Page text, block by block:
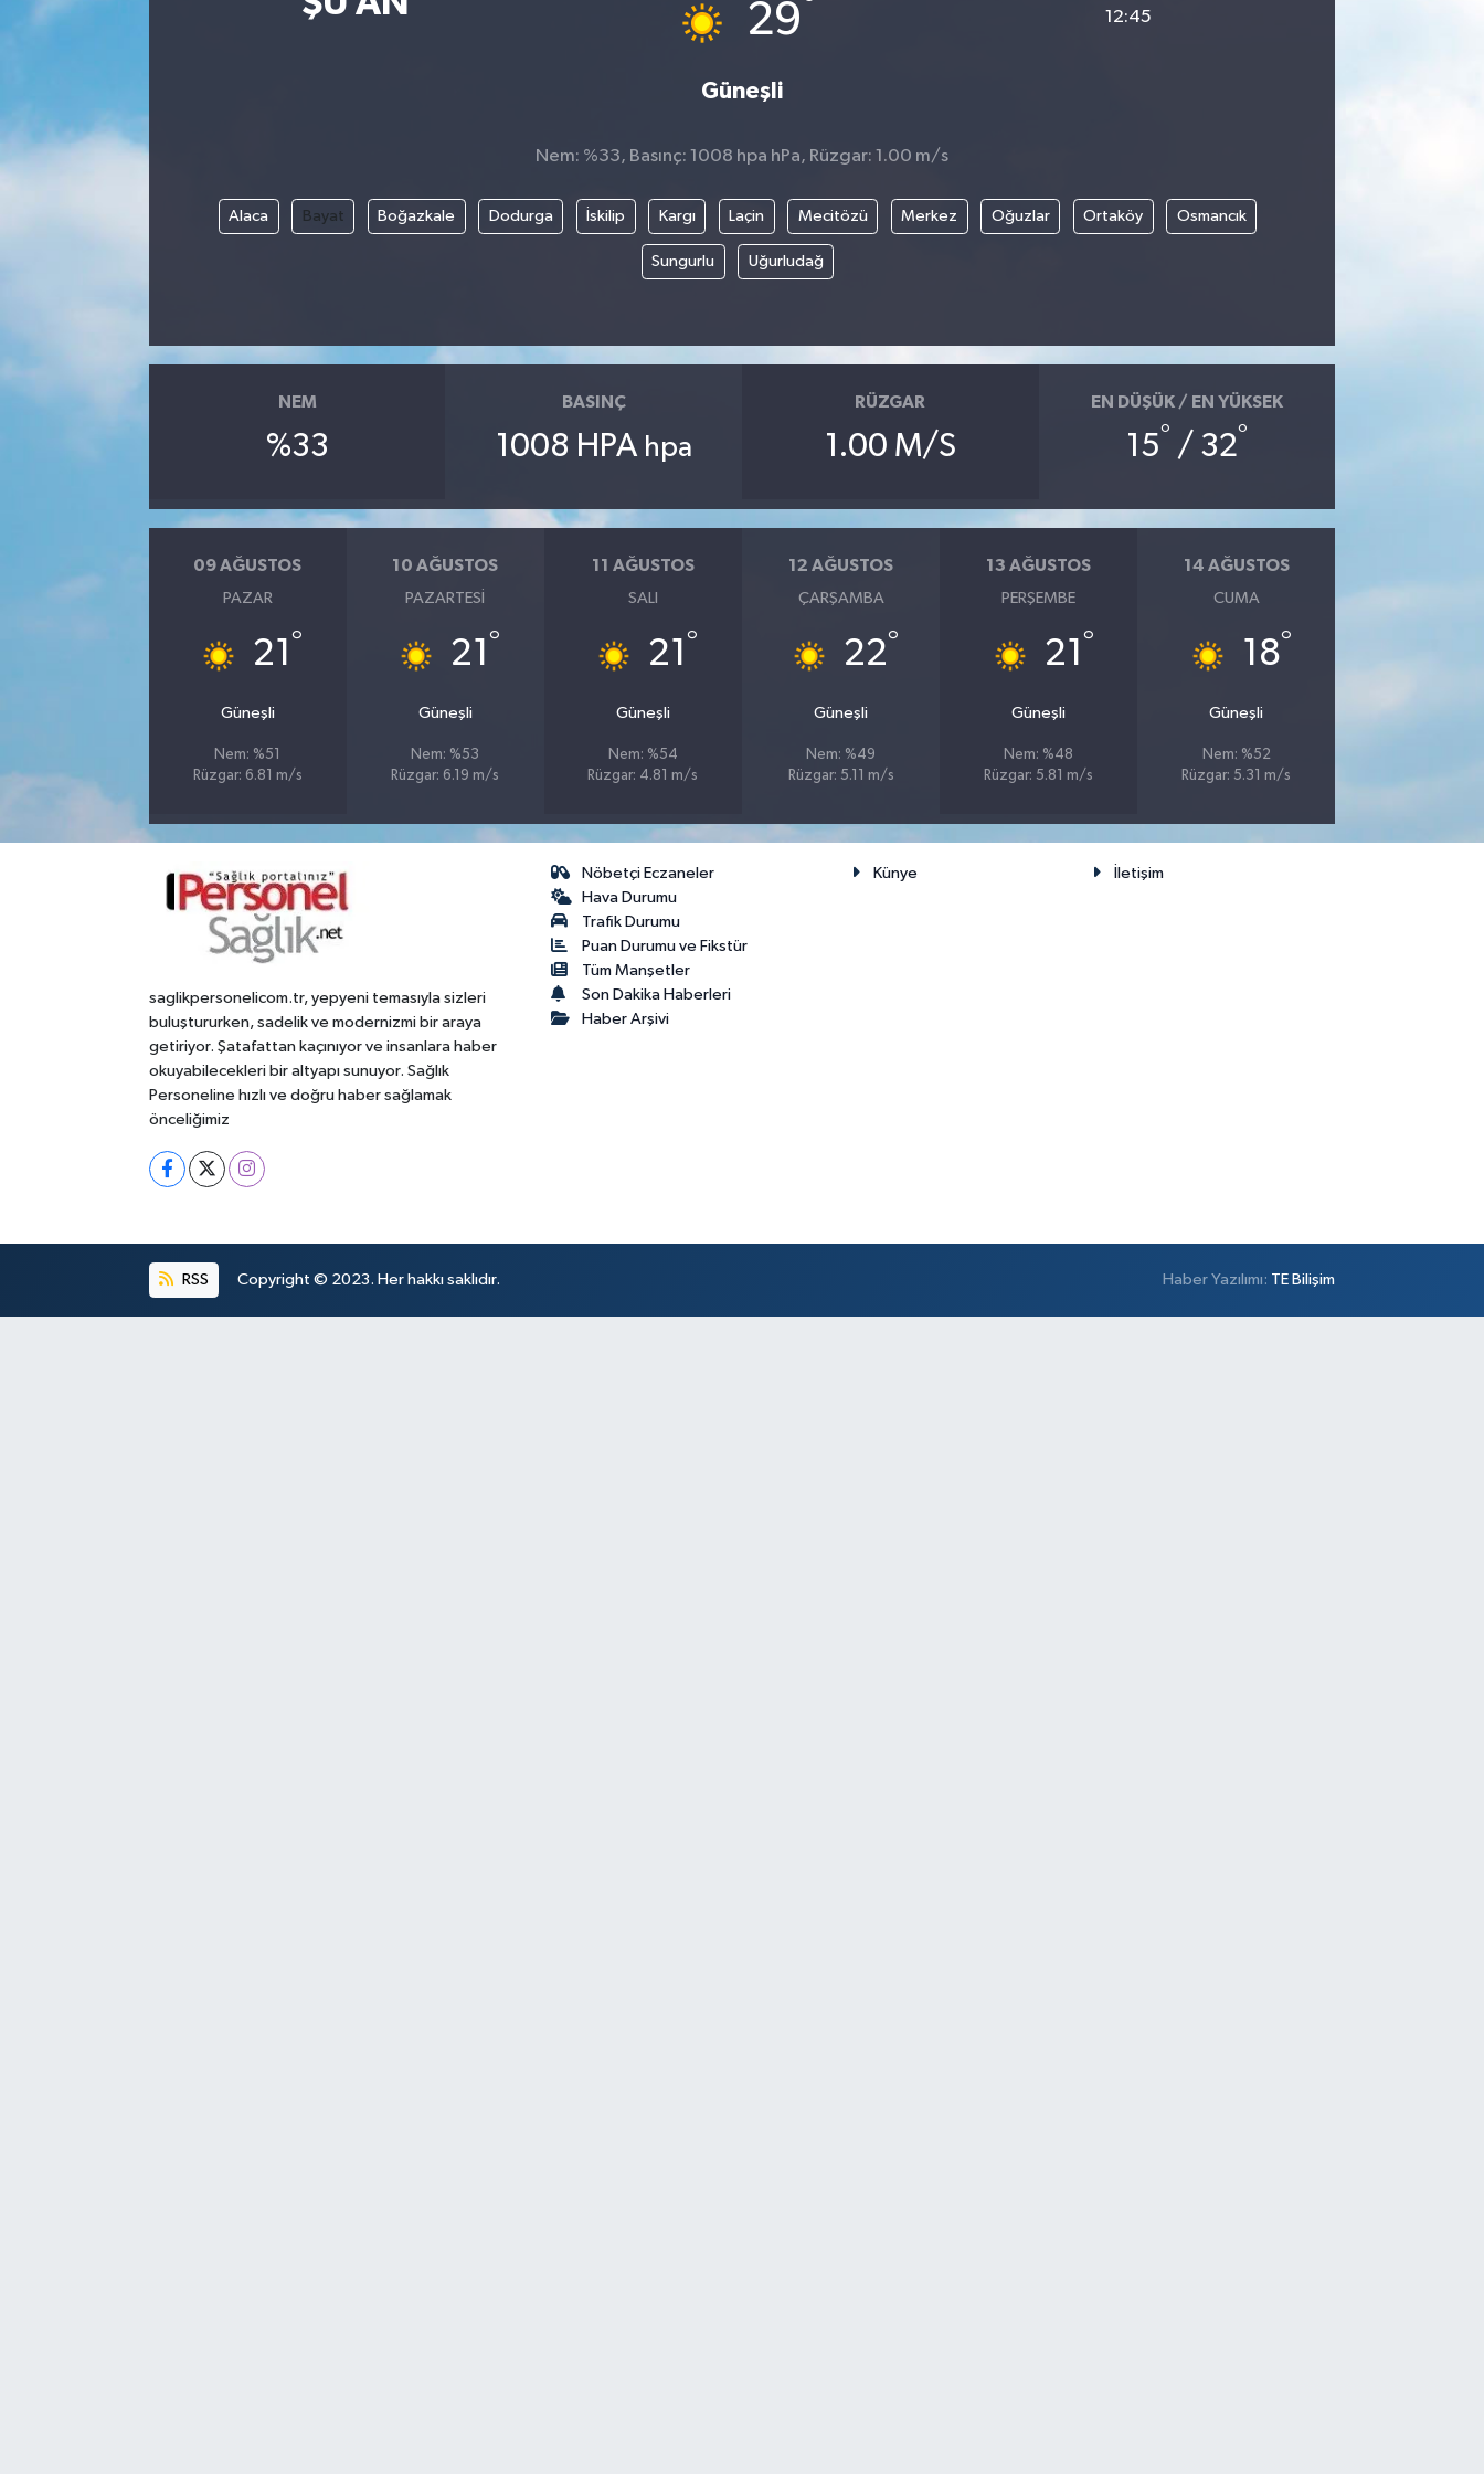
29
Güneşli
12:45
Nem: %33, Basınç: 1008 hpa hPa, Rüzgar: 1.00 m/s
Alaca Bayat Boğazkale Dodurga İskilip Kargı Laçin Mecitözü Merkez Oğuzlar Ortaköy Osmancık
Sungurlu Uğurludağ
NEM
%33
BASINÇ
1008 HPA hpa
RÜZGAR
1.00 M/S
EN DÜŞÜK / EN YÜKSEK
15° / 32°
09 AĞUSTOS
PAZAR
21 °
Güneşli
Nem: %51
Rüzgar: 6.81 m/s
10 AĞUSTOS
PAZARTESI
21 °
Güneşli
Nem: %53
Rüzgar: 6.19 m/s
11 AĞUSTOS
SALI
21 °
Güneşli
Nem: %54
Rüzgar: 4.81 m/s
12 AĞUSTOS
ÇARŞAMBA
22°
Güneşli
Nem: %49
Rüzgar: 5.11 m/s
13 AĞUSTOS
PERŞEMBE
21 °
Güneşli
Nem: %48
Rüzgar: 5.81 m/s
14 AĞUSTOS
CUMA
18°
Güneşli
Nem: %52
Rüzgar: 5.31 m/s
saglikpersonelicom.tr, yepyeni temasıyla sizleri
buluştururken, sadelik ve modernizmi bir araya
getiriyor. Şatafattan kaçınıyor ve insanlara haber
okuyabilecekleri bir altyapı sunuyor. Sağlık
Personeline hızlı ve doğru haber sağlamak
önceliğimiz
Nöbetçi Eczaneler
Hava Durumu
Trafik Durumu
Puan Durumu ve Fikstür
Tüm Manşetler
Son Dakika Haberleri
Haber Arşivi
Künye İletişim
RSS Copyright © 2023. Her hakkı saklıdır. Haber Yazılımı: TE Bilişim